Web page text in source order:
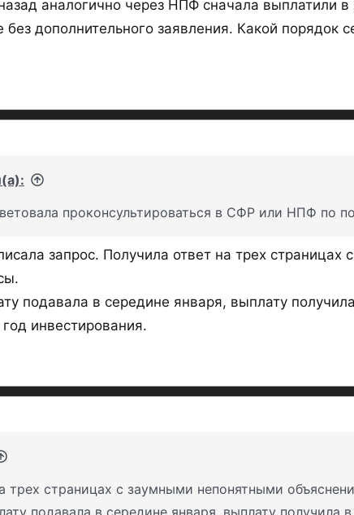
аналогично через НПФ сначала выплатили
без дополнительного заявления. Какой
проконсультироваться в СФР или НПФ по
запрос. Получила ответ на трех
подавала в середине января, выплату
инвестирования.
трех страницах с заумными непонятными
подавала в середине января, выплату получила